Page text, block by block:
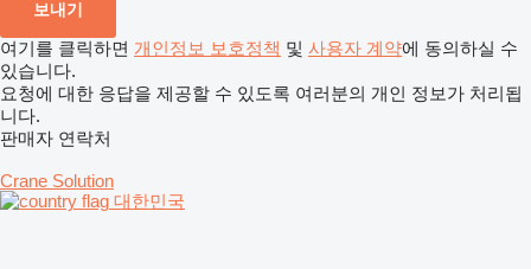
여기를 클릭하면 개인정보 보호정책 및 사용자 계약에 동의하실 수
있습니다.
요청에 대한 응답을 제공할 수 있도록 여러분의 개인 정보가 처리됩
니다.
판매자 연락처
Crane Solution
대한민국